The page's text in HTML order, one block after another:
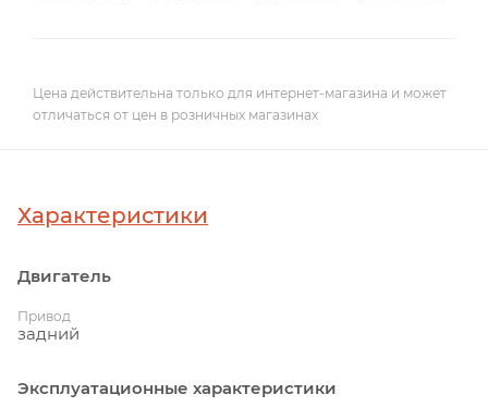
Цена действительна только для интернет-магазина и может
отличаться от цен в розничных магазинах
Характеристики
Двигатель
Привод
задний
Эксплуатационные характеристики